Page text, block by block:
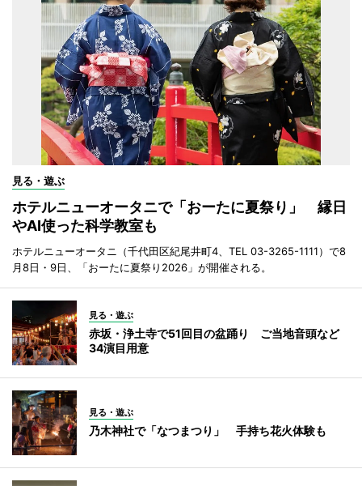
見る・遊ぶ
ホテルニューオータニで「おーたに夏祭り」 縁日
やAI使った科学教室も
ホテルニューオータニ（千代田区紀尾井町4、TEL 03-3265-1111）で8
月8日・9日、「おーたに夏祭り2026」が開催される。
見る・遊ぶ
赤坂・浄土寺で51回目の盆踊り ご当地音頭など
34演目用意
見る・遊ぶ
乃木神社で「なつまつり」 手持ち花火体験も